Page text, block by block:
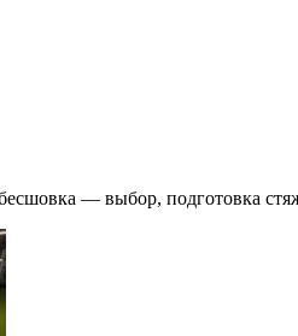
— выбор, подготовка